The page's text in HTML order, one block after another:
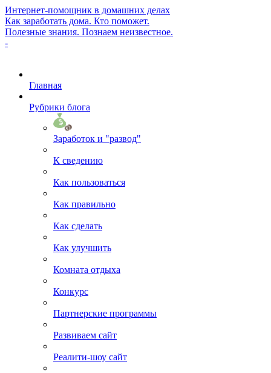
Интернет-помощник в домашних делах
Как заработать дома. Кто поможет.
Полезные знания. Познаем неизвестное.
-
Главная
Рубрики блога
Заработок и "развод"
К сведению
Как пользоваться
Как правильно
Как сделать
Как улучшить
Комната отдыха
Конкурс
Партнерские программы
Развиваем сайт
Реалити-шоу сайт